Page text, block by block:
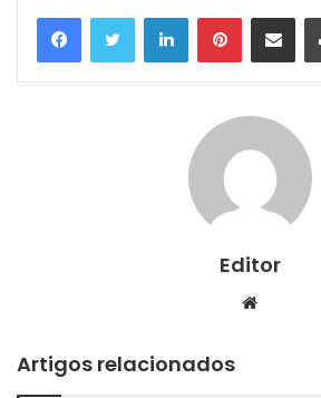
LinkedinPinterestCompartilhar via e-mail
Editor
Website
Artigos relacionados